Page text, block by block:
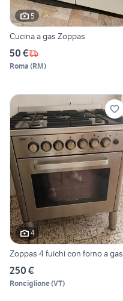
5
Cucina a gas Zoppas
50 €
Roma (RM)
4
Zoppas 4 fuichi con forno a gas
250 €
Ronciglione(VT)